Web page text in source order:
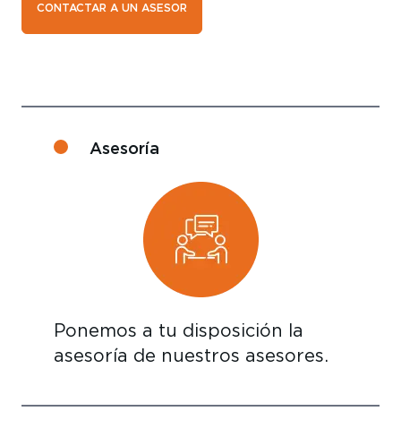
CONTACTAR A UN ASESOR
Asesoría
Ponemos a tu disposición la
asesoría de nuestros asesores.